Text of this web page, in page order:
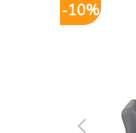
-10%